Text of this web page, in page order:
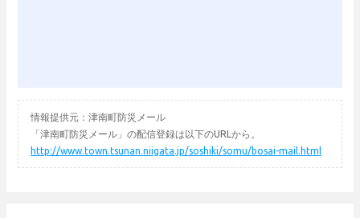
情報提供元：津南町防災メール
「津南町防災メール」の配信登録は以下のURLから。
http://www.town.tsunan.niigata.jp/soshiki/somu/bosai-mail.html